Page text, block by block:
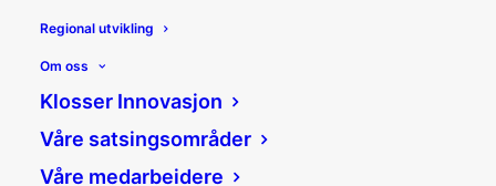
Regional utvikling
Om oss
Klosser Innovasjon
Våre satsingsområder
Våre medarbeidere
Del:
Det ble en del turer mellom
Norge og Romania